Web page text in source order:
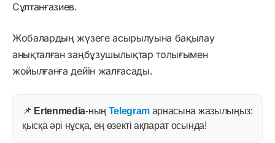
Сұлтанғазиев.
Жобалардың жүзеге асырылуына бақылау
анықталған заңбұзушылықтар толығымен
жойылғанға дейін жалғасады.
📌 Ertenmedia-ның Telegram арнасына жазылыңыз:
қысқа әрі нұсқа, ең өзекті ақпарат осында!